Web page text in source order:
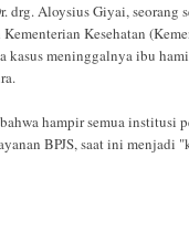
Aloysius Giyai, seorang
Kesehatan
kasus meninggalnya ibu
hampir semua institusi
BPJS, saat ini menjadi